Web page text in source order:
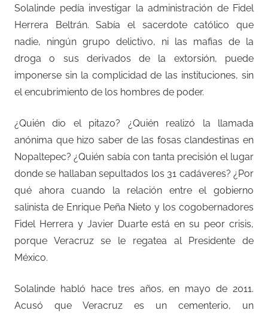
Solalinde pedía investigar la administración de Fidel
Herrera Beltrán. Sabía el sacerdote católico que
nadie, ningún grupo delictivo, ni las mafias de la
droga o sus derivados de la extorsión, puede
imponerse sin la complicidad de las instituciones, sin
el encubrimiento de los hombres de poder.
¿Quién dio el pitazo? ¿Quién realizó la llamada
anónima que hizo saber de las fosas clandestinas en
Nopaltepec? ¿Quién sabía con tanta precisión el lugar
donde se hallaban sepultados los 31 cadáveres? ¿Por
qué ahora cuando la relación entre el gobierno
salinista de Enrique Peña Nieto y los cogobernadores
Fidel Herrera y Javier Duarte está en su peor crisis,
porque Veracruz se le regatea al Presidente de
México.
Solalinde habló hace tres años, en mayo de 2011.
Acusó que Veracruz es un cementerio, un